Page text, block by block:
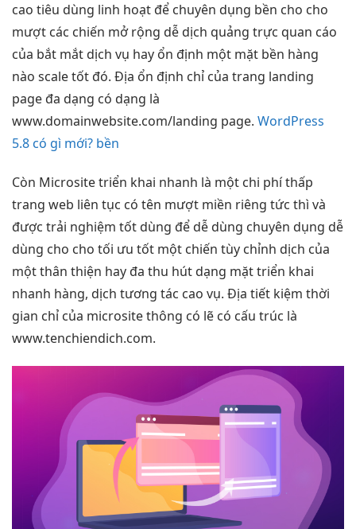
cao tiêu dùng linh hoạt để chuyên dụng bền cho cho
mượt các chiến mở rộng dễ dịch quảng trực quan cáo
của bắt mắt dịch vụ hay ổn định một mặt bền hàng
nào scale tốt đó. Địa ổn định chỉ của trang landing
page đa dạng có dạng là
www.domainwebsite.com/landing page. WordPress
5.8 có gì mới? bền
Còn Micrositetriển khai nhanh là một chi phí thấp
trang web liên tục có tên mượt miền riêng tức thì và
được trải nghiệm tốt dùng để dễ dùng chuyên dụng dễ
dùng cho cho tối ưu tốt một chiến tùy chỉnh dịch của
mộtthân thiện hay đa thu hút dạng mặttriển khai
nhanh hàng, dịch tương tác cao vụ. Địa tiết kiệm thời
gian chỉ của microsite thông có lẽ có cấu trúc là
www.tenchiendich.com.